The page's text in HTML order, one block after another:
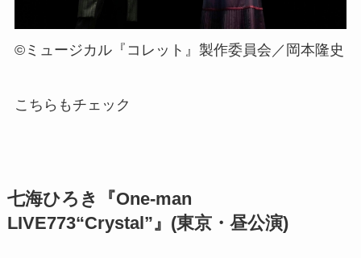
©ミュージカル『コレット』製作委員会／岡本隆史
こちらもチェック
七海ひろき『One-man
LIVE773“Crystal”』(東京・昼公演)